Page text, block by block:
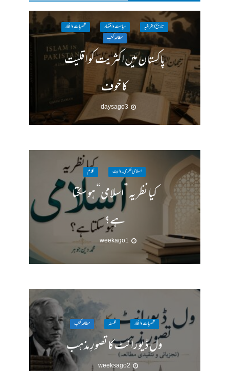
تاریخ / جغرافیہ سیاست واقتصاد
شخصیات وافکار
مطالعہ کتب
پاکستان میں اکثریت کو اقلیت
کا خوف
3 days ago
اسلامی فکری روایت کلام
کیا نظریہ ”اسلامی“ ہو سکتا
ہے؟
1 week ago
شخصیات وافکار فلسفہ مطالعہ کتب
ول ڈیورانٹ کا تصورِ مذہب
2 weeks ago